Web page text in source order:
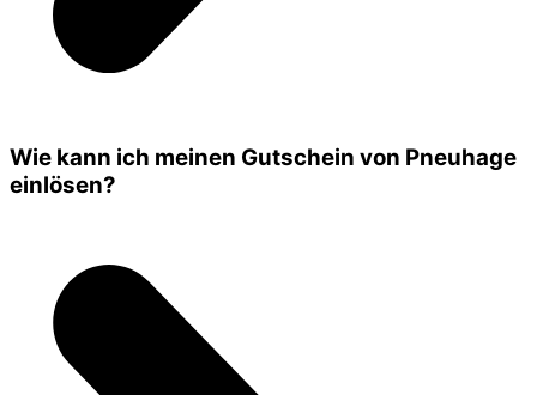
Wie kann ich meinen Gutschein von Pneuhage
einlösen?